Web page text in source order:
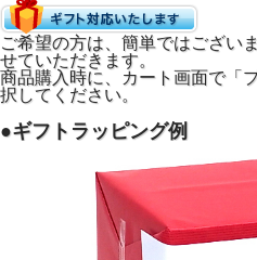
●平丸型の美しいフォルムと
だけで空間に凛とした佇まいを
表面には桜の花びらが静かに散
蓋のふちにも繊細な桜文様が
見る角度によって表情を変え
しても部屋を凛と引き締めます
ご希望の方は、簡単ではござい
せていただきます。
商品購入時に、カート画面で「
択してください。
●ギフトラッピング例